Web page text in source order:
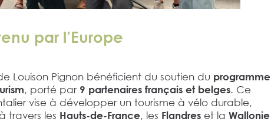
par l’Europe
Louison Pignon bénéficient du soutien du programme
, porté par 9 partenaires français et belges. Ce
vise à développer un tourisme à vélo durable,
travers les Hauts-de-France, les Flandreset la Wallonie